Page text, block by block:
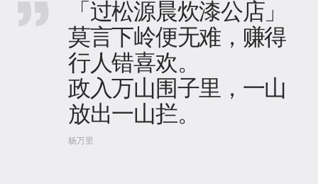
「过松源晨炊漆公店」
莫言下岭便无难，赚得
行人错喜欢。
政入万山围子里，一山
放出一山拦。
杨万里